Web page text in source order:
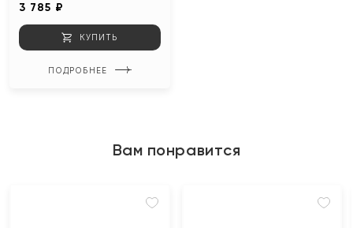
3 785 ₽
КУПИТЬ
ПОДРОБНЕЕ
Вам понравится